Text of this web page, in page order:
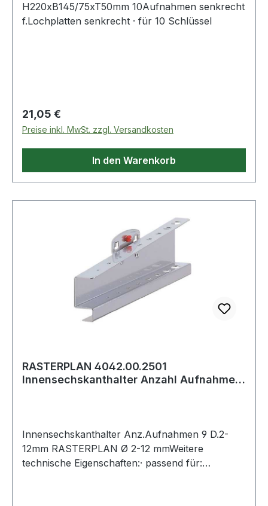
H220xB145/75xT50mm 10Aufnahmen senkrecht
f.Lochplatten senkrecht · für 10 Schlüssel
Regulärer Preis:
21,05 €
Preise inkl. MwSt. zzgl. Versandkosten
In den Warenkorb
RASTERPLAN 4042.00.2501
Innensechskanthalter Anzahl Aufnahmen
Innensechskanthalter Anz.Aufnahmen 9 D.2-
12mm RASTERPLAN Ø 2-12 mmWeitere
technische Eigenschaften:· passend für: